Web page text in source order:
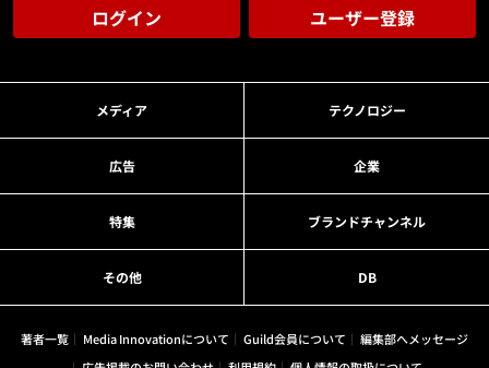
ログイン ユーザー登録
メディア テクノロジー
広告 企業
特集 ブランドチャンネル
その他 DB
著者一覧 Media Innovationについて Guild会員について
編集部へメッセージ